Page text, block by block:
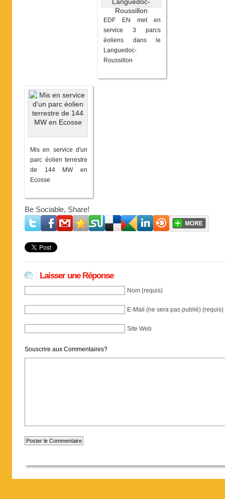
EDF EN met en
service 3 parcs
éoliens dans le
Languedoc-
Roussillon
Mis en service d'un
parc éolien terrestre
de 144 MW en
Ecosse
Be Sociable, Share!
Laisser une Réponse
Nom (requis)
E-Mail (ne sera pas publié) (requis)
Site Web
Souscrire aux Commentaires?